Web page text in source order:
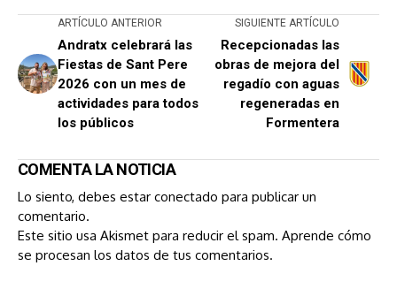
ARTÍCULO ANTERIOR
Andratx celebrará las
Fiestas de Sant Pere
2026 con un mes de
actividades para todos
los públicos
SIGUIENTE ARTÍCULO
Recepcionadas las
obras de mejora del
regadío con aguas
regeneradas en
Formentera
COMENTA LA NOTICIA
Lo siento, debes estar conectado para publicar un
comentario.
Este sitio usa Akismet para reducir el spam. Aprende cómo
se procesan los datos de tus comentarios.